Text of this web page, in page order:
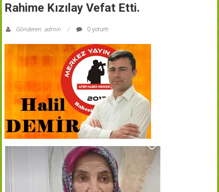
Rahime Kızılay Vefat Etti.
Gönderen: admin 0 yorum